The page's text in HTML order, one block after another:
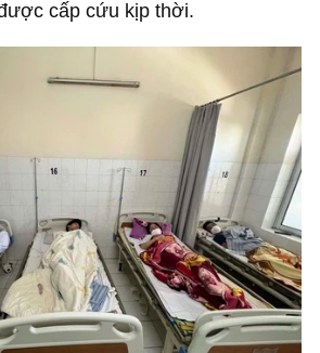
cấp cứu kịp thời.